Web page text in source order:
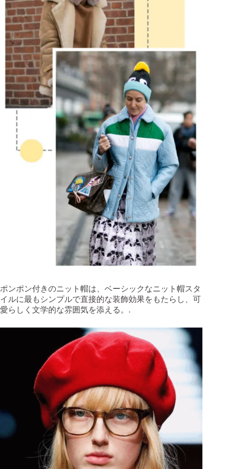
ポンポン付きのニット帽は、ベーシックなニット帽スタ
イルに最もシンプルで直接的な装飾効果をもたらし、可
愛らしく文学的な雰囲気を添える。.